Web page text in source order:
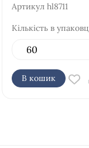
Артикул hl8711
Кількість в
В кошик